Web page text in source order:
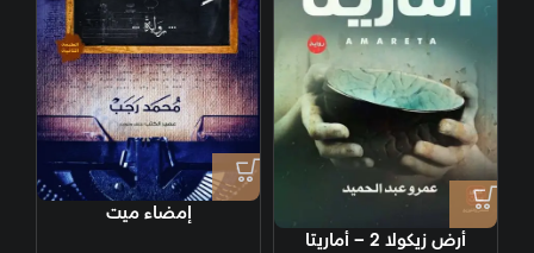
أرض زيكولا 2 – أماريتا
إمضاء ميت